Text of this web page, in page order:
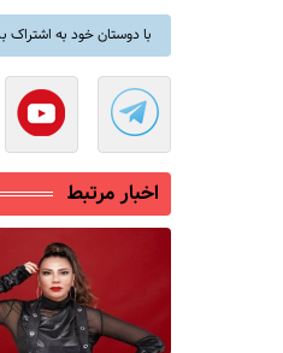
با دوستان خود به اشتراک
اخبار مرتبط